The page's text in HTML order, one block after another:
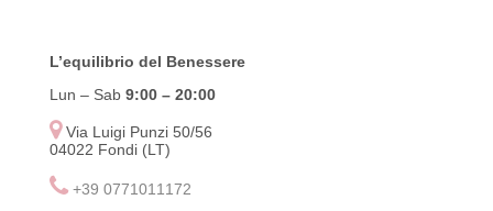
L’equilibrio del Benessere
Lun – Sab 9:00– 20:00
Via Luigi Punzi 50/56
04022 Fondi (LT)
+39 0771011172